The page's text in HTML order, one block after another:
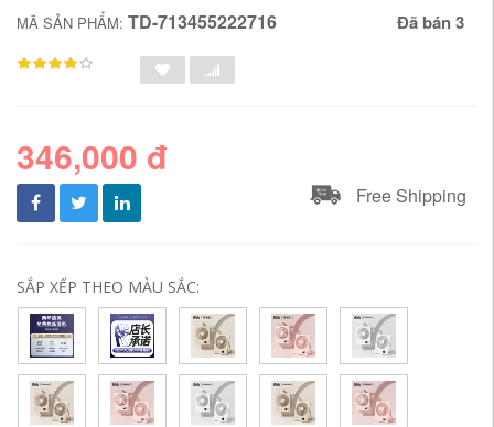
MÃ SẢN PHẨM: TD-713455222716 Đã bán 3
346,000 đ
Free Shipping
SẮP XẾP THEO MÀU SẮC: